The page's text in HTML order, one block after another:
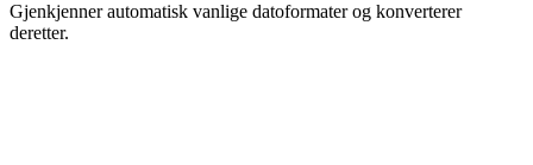
Gjenkjenner automatisk vanlige datoformater og konverterer
deretter.